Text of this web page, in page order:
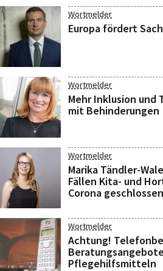
Wortmelder
Europa fördert
Wortmelder
Mehr Inklusion und
mit Behinderungen
Wortmelder
Marika Tändler-
Fällen Kita- und
Corona geschlossen
Wortmelder
Achtung!
Pflegehilfsmitteln